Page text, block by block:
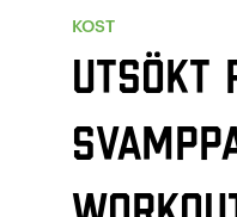
KOST
Utsökt